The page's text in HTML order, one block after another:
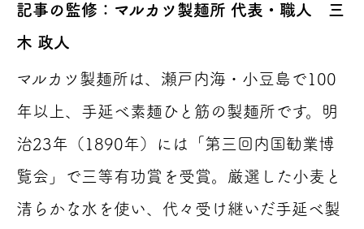
記事の監修：マルカツ製麺所 代表・職人 三
木 政人
マルカツ製麺所は、瀬戸内海・小豆島で100
年以上、手延べ素麺ひと筋の製麺所です。明
治23年（1890年）には「第三回内国勧業博
覧会」で三等有功賞を受賞。厳選した小麦と
清らかな水を使い、代々受け継いだ手延べ製